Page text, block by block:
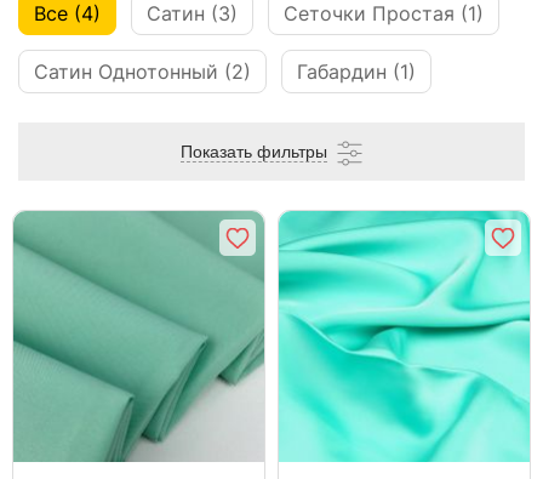
Все (4) Сатин (3) Сеточки Простая (1)
Сатин Однотонный (2) Габардин (1)
Показать фильтры